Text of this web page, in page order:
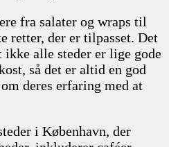
fra salater og wraps til
retter, der er tilpasset. Det
alle steder er lige gode
så det er altid en god
deres erfaring med at
i København, der